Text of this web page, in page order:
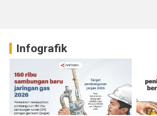
Infografik